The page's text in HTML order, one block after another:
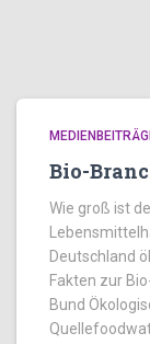
Bio-
Wie groß ist
Deutschland
Fakten zur
Bund